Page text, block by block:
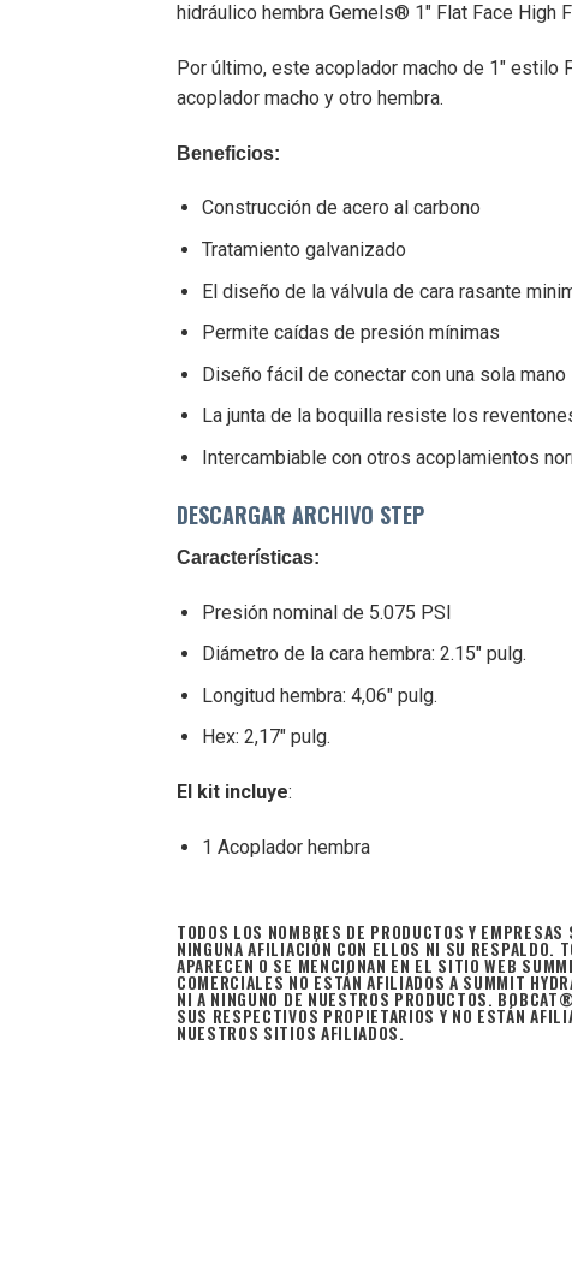
hidráulico hembra Gemels® 1″ Flat Face High
Por último, este acoplador macho de 1″ estilo
acoplador macho y otro hembra.
Beneficios:
Construcción de acero al carbono
Tratamiento galvanizado
El diseño de la válvula de cara rasante
Permite caídas de presión mínimas
Diseño fácil de conectar con una sola mano
La junta de la boquilla resiste los
Intercambiable con otros acoplamientos
DESCARGAR ARCHIVO STEP
Características:
Presión nominal de 5.075 PSI
Diámetro de la cara hembra: 2.15" pulg.
Longitud hembra: 4,06" pulg.
Hex: 2,17" pulg.
El kit incluye:
1 Acoplador hembra
TODOS LOS NOMBRES DE PRODUCTOS Y
NINGUNA AFILIACIÓN CON ELLOS NI SU RESPALDO.
APARECEN O SE MENCIONAN EN EL SITIO WEB
COMERCIALES NO ESTÁN AFILIADOS A SUMMIT
NI A NINGUNO DE NUESTROS PRODUCTOS.
SUS RESPECTIVOS PROPIETARIOS Y NO ESTÁN
NUESTROS SITIOS AFILIADOS.